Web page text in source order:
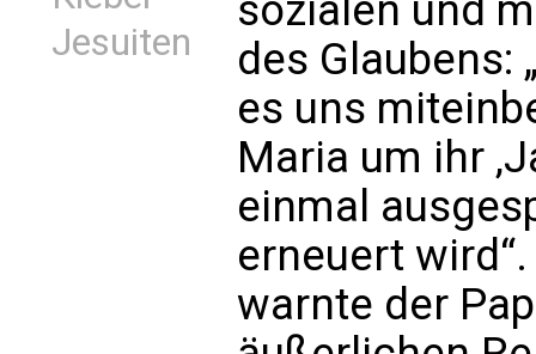
Jesuiten
des Glaubens:
es uns
Maria um ihr
einmal
erneuert
warnte der